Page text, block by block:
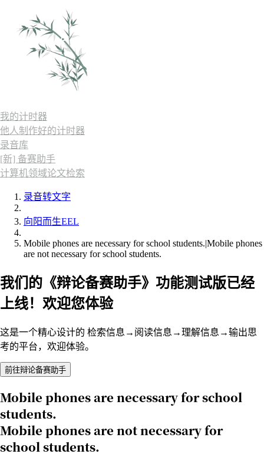
我的计时器
他人制作好的计时器
录音库
[新] 备赛助手
计算机领域论文检索
录音转文字
向阳而生EEL
Mobile phones are necessary for school students.|Mobile phones
are not necessary for school students.
我们的《辩论备赛助手》功能测试版已经
上线！欢迎您体验
这是一个精心设计的 检索信息→阅读信息→理解信息→输出思
考的平台，欢迎体验。
前往辩论备赛助手
Mobile phones are necessary for school
students.
Mobile phones are not necessary for
school students.